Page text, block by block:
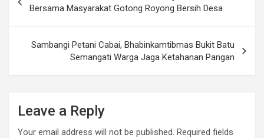
navigation
Bersama Masyarakat Gotong Royong Bersih Desa
Sambangi Petani Cabai, Bhabinkamtibmas Bukit Batu
Semangati Warga Jaga Ketahanan Pangan
Leave a Reply
Your email address will not be published. Required fields